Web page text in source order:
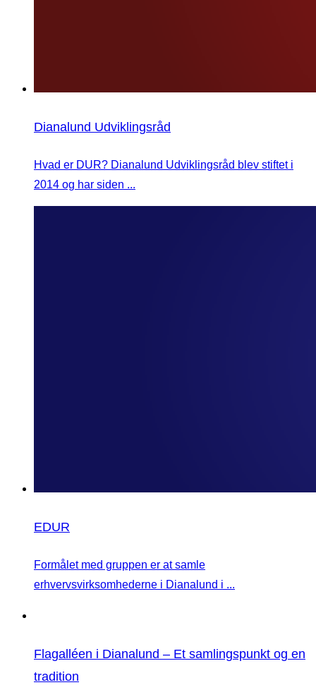
Dianalund Udviklingsråd
Hvad er DUR? Dianalund Udviklingsråd blev stiftet i
2014 og har siden ...
EDUR
Formålet med gruppen er at samle
erhvervsvirksomhederne i Dianalund i ...
Flagalléen i Dianalund – Et samlingspunkt og en
tradition